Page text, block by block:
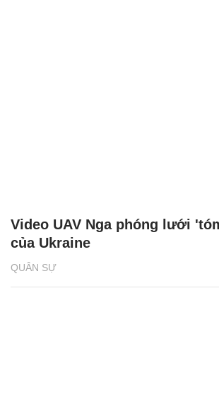
QUÂN SỰ
Video UAV Nga phóng lưới
của Ukraine